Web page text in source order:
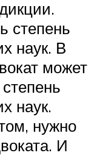
степень
наук. В
может
наук.
нужно
И